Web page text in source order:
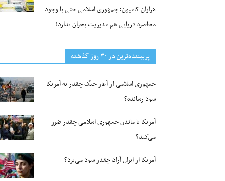
هزاران کامیون؛ جمهوری اسلامی حتی با وجود
محاصره دریایی هم مدیریت بحران ندارد!
پربیننده‌ترین‌ در ۳۰ روز گذشته
جمهوری اسلامی از آغاز جنگ چقدر به آمریکا
سود رسانده؟
آمریکا با ماندن جمهوری اسلامی چقدر ضرر
می‌کند؟
آمریکا از ایران آزاد چقدر سود می‌برد؟